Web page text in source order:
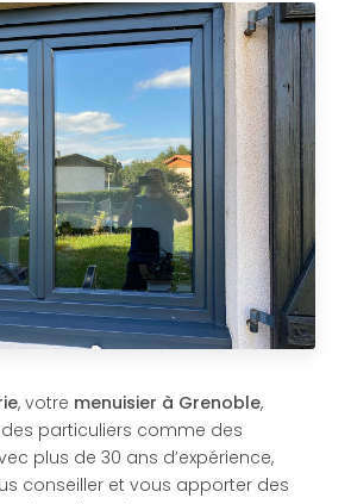
, votre menuisier à Grenoble,
particuliers comme des
plus de 30 ans d’expérience,
conseiller et vous apporter des